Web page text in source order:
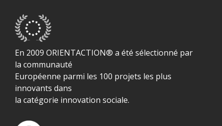
En 2009 ORIENTACTION® a été sélectionné par
la communauté
Européenne parmi les 100 projets les plus
innovants dans
la catégorie innovation sociale.